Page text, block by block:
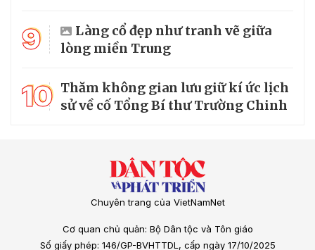
9
Làng cổ đẹp như tranh vẽ giữa
lòng miền Trung
10 Thăm không gian lưu giữ kí ức lịch
sử về cố Tổng Bí thư Trường Chinh
Chuyên trang của VietNamNet
Cơ quan chủ quản: Bộ Dân tộc và Tôn giáo
Số giấy phép: 146/GP-BVHTTDL, cấp ngày 17/10/2025